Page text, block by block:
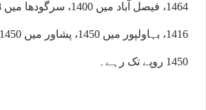
1450 روپے تک رہے۔